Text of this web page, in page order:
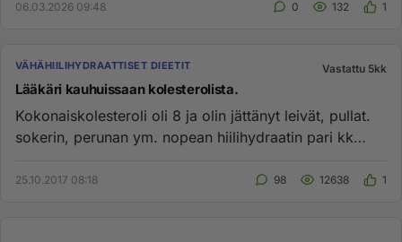
06.03.2026 09:48 0 132 1
VÄHÄHIILIHYDRAATTISET DIEETIT Vastattu 5kk
Lääkäri kauhuissaan kolesterolista.
Kokonaiskolesteroli oli 8 ja olin jättänyt leivät, pullat.
sokerin, perunan ym. nopean hiilihydraatin pari kk
25.10.2017 08:18 98 12638 1